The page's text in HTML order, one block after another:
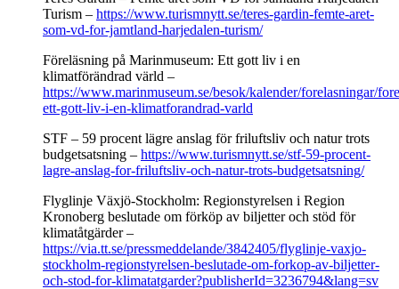
Turism – https://www.turismnytt.se/teres-gardin-femte-aret-
som-vd-for-jamtland-harjedalen-turism/
Föreläsning på Marinmuseum: Ett gott liv i en
klimatförändrad värld –
https://www.marinmuseum.se/besok/kalender/forelasningar/
ett-gott-liv-i-en-klimatforandrad-varld
STF – 59 procent lägre anslag för friluftsliv och natur trots
budgetsatsning – https://www.turismnytt.se/stf-59-procent-
lagre-anslag-for-friluftsliv-och-natur-trots-budgetsatsning/
Flyglinje Växjö-Stockholm: Regionstyrelsen i Region
Kronoberg beslutade om förköp av biljetter och stöd för
klimatåtgärder –
https://via.tt.se/pressmeddelande/3842405/flyglinje-vaxjo-
stockholm-regionstyrelsen-beslutade-om-forkop-av-biljetter-
och-stod-for-klimatatgarder?publisherId=3236794&lang=sv